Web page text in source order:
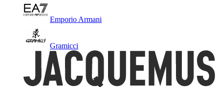
Emporio Armani
Gramicci